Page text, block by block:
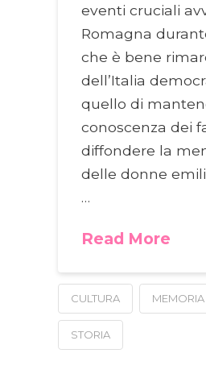
eventi cruciali
Romagna
che è bene
dell’Italia
quello di
conoscenza dei
diffondere la
delle donne
…
Read More
CULTURA MEMORIA
STORIA